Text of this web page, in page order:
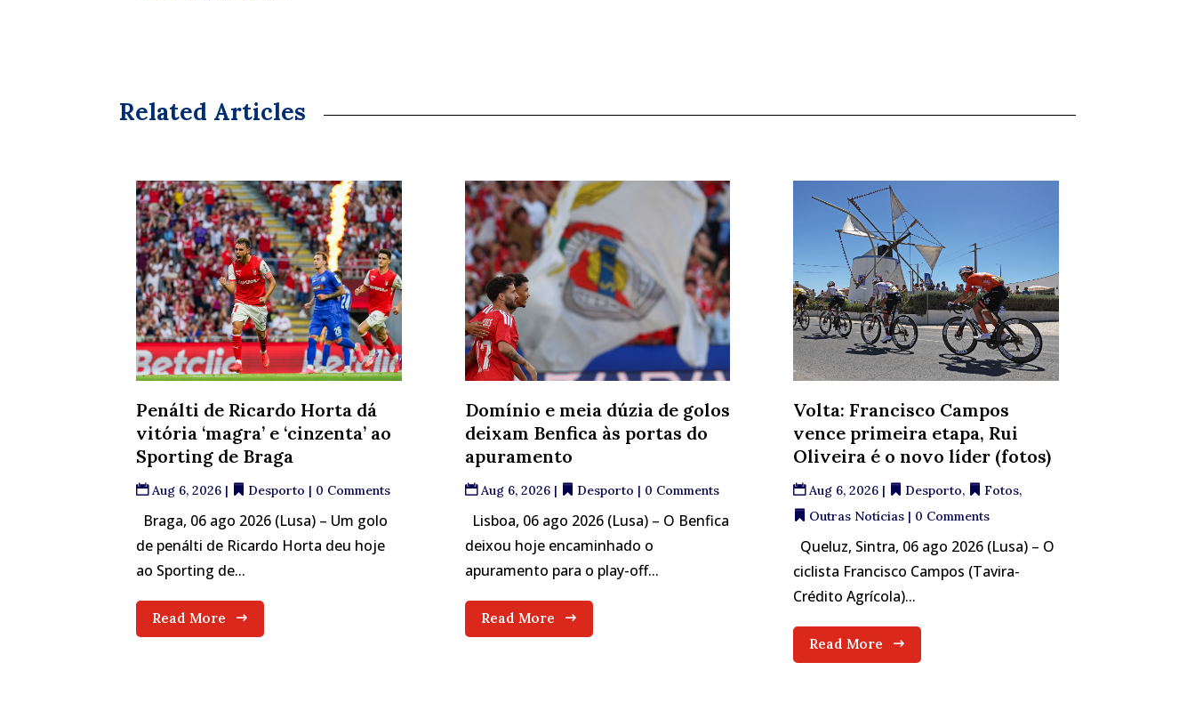
Related Articles
Penálti de Ricardo Horta dá
vitória ‘magra’ e ‘cinzenta’ ao
Sporting de Braga
Aug 6, 2026 | Desporto | 0 Comments
Braga, 06 ago 2026 (Lusa) – Um golo
de penálti de Ricardo Horta deu hoje
ao Sporting de...
Read More
Domínio e meia dúzia de golos
deixam Benfica às portas do
apuramento
Aug 6, 2026| Desporto | 0 Comments
Lisboa, 06 ago 2026 (Lusa) – O Benfica
deixou hoje encaminhado o
apuramento para o play-off...
Read More
Volta: Francisco Campos
vence primeira etapa, Rui
Oliveira é o novo líder (fotos)
Aug 6, 2026| Desporto, Fotos,
Outras Notícias| 0 Comments
Queluz, Sintra, 06 ago 2026 (Lusa) – O
ciclista Francisco Campos (Tavira-
Crédito Agrícola)...
Read More